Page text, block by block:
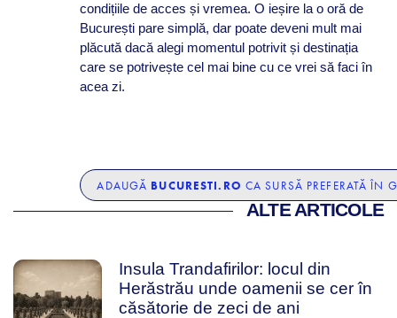
condițiile de acces și vremea. O ieșire la o oră de
București pare simplă, dar poate deveni mult mai
plăcută dacă alegi momentul potrivit și destinația
care se potrivește cel mai bine cu ce vrei să faci în
acea zi.
ADAUGĂ BUCURESTI.RO CA SURSĂ PREFERATĂ ÎN
ALTE ARTICOLE
Insula Trandafirilor: locul din
Herăstrău unde oamenii se cer în
căsătorie de zeci de ani